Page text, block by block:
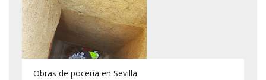
Obras de pocería en Sevilla